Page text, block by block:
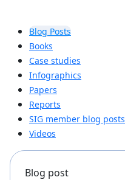
Blog Posts
Books
Case studies
Infographics
Papers
Reports
SIG member blog posts
Videos
Blog post